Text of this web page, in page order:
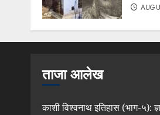
ताजा आलेख
काशी विश्वनाथ इतिहास (भाग-५):